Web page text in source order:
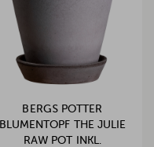
BERGS POTTER
BLUMENTOPF THE JULIE
RAW POT INKL.